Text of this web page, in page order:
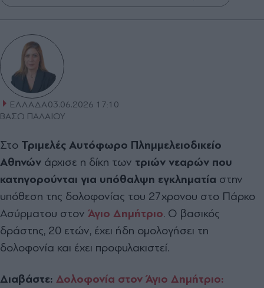
ΕΛΛΑΔΑ03.06.2026 17:10
ΒΑΣΩ ΠΑΛΑΙΟΥ
Στο Τριμελές Αυτόφωρο Πλημμελειοδικείο
Αθηνών άρχισε η δίκη των τριών νεαρών που
κατηγορούνται για υπόθαλψη εγκληματία στην
υπόθεση της δολοφονίας του 27χρονου στο Πάρκο
Ασύρματου στον Άγιο Δημήτριο. Ο βασικός
δράστης, 20 ετών, έχει ήδη ομολογήσει τη
δολοφονία και έχει προφυλακιστεί.
Διαβάστε: Δολοφονία στον Άγιο Δημήτριο: